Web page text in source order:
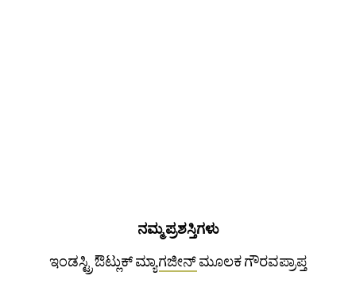
ನಮ್ಮ ಪ್ರಶಸ್ತಿಗಳು
ಇಂಡಸ್ಟ್ರಿ ಔಟ್ಲುಕ್ ಮ್ಯಾಗಜೀನ್ ಮೂಲಕ ಗೌರವಪ್ರಾಪ್ತ